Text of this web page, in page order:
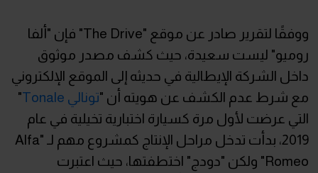
ووفقًا لتقرير صادر عن موقع "The Drive" فإن "ألفا
روميو" ليست سعيدة، حيث كشف مصدر موثوق
داخل الشركة الإيطالية في حديثه إلى الموقع الإلكتروني
مع شرط عدم الكشف عن هويته أن "تونالي Tonale
"
التي عرضت لأول مرة كسيارة اختبارية تخيلية في عام
2019، بدأت تدخل مراحل الإنتاج كمشروع مهم لـ "Alfa
Romeo" ولكن "دودج" اختطفتها، حيث اعتبرت